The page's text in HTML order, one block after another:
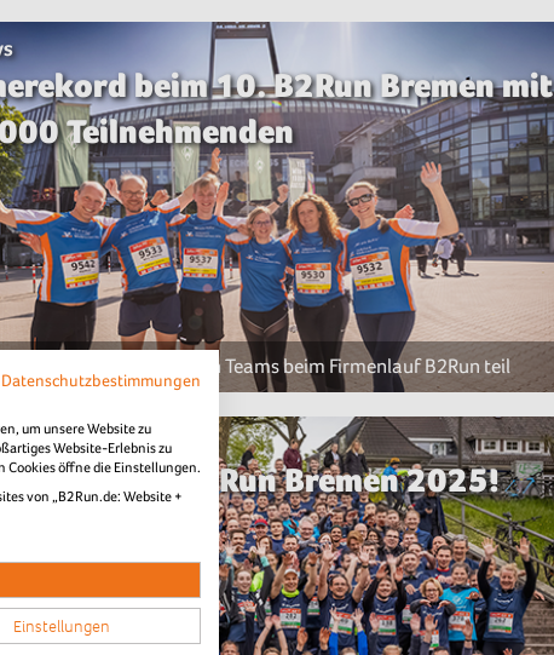
beim 10. B2Run Bremen mit
Teilnehmenden
nahmen mit ihren Teams beim Firmenlauf B2Run teil
beim B2Run Bremen 2025!
Datenschutzbestimmungen
um unsere Website zu
Website-Erlebnis zu
Cookies öffne die Einstellungen.
von „B2Run.de: Website +
Einstellungen